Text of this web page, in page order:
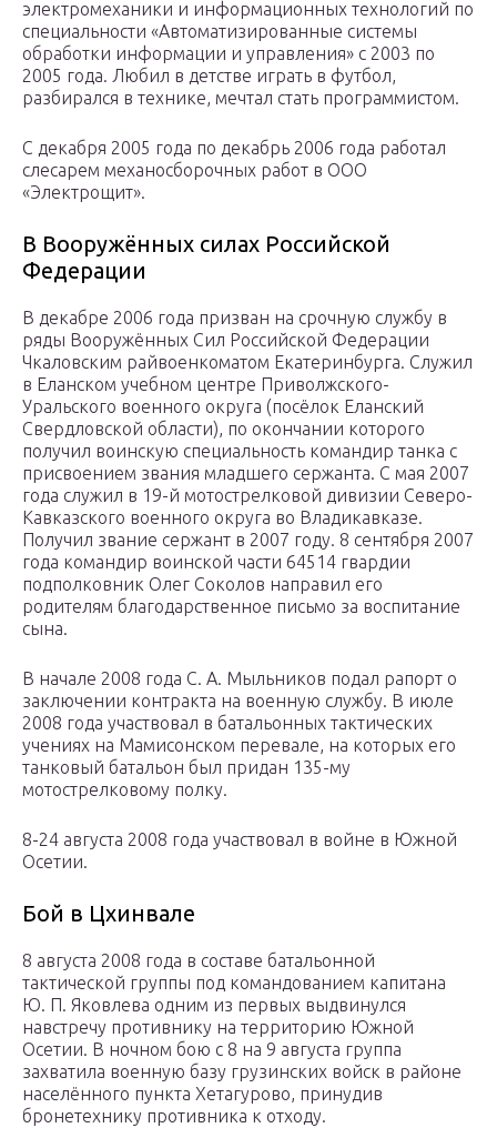
электромеханики и информационных технологий по
специальности «Автоматизированные системы
обработки информации и управления» с 2003 по
2005 года. Любил в детстве играть в футбол,
разбирался в технике, мечтал стать программистом.
С декабря 2005 года по декабрь 2006 года работал
слесарем механосборочных работ в ООО
«Электрощит».
В Вооружённых силах Российской
Федерации
В декабре 2006 года призван на срочную службу в
ряды Вооружённых Сил Российской Федерации
Чкаловским райвоенкоматом Екатеринбурга. Служил
в Еланском учебном центре Приволжского-
Уральского военного округа (посёлок Еланский
Свердловской области), по окончании которого
получил воинскую специальность командир танка с
присвоением звания младшего сержанта. С мая 2007
года служил в 19-й мотострелковой дивизии Северо-
Кавказского военного округа во Владикавказе.
Получил звание сержант в 2007 году. 8 сентября 2007
года командир воинской части 64514 гвардии
подполковник Олег Соколов направил его
родителям благодарственное письмо за воспитание
сына.
В начале 2008 года С. А. Мыльников подал рапорт о
заключении контракта на военную службу. В июле
2008 года участвовал в батальонных тактических
учениях на Мамисонском перевале, на которых его
танковый батальон был придан 135-му
мотострелковому полку.
8-24 августа 2008 года участвовал в войне в Южной
Осетии.
Бой в Цхинвале
8 августа 2008 года в составе батальонной
тактической группы под командованием капитана
Ю. П. Яковлева одним из первых выдвинулся
навстречу противнику на территорию Южной
Осетии. В ночном бою с 8 на 9 августа группа
захватила военную базу грузинских войск в районе
населённого пункта Хетагурово, принудив
бронетехнику противника к отходу.